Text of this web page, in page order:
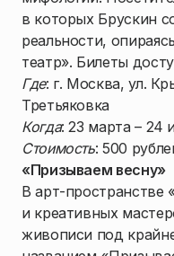
в которых Брускин
реальности,
театр». Билеты
Где: г. Москва, ул.
Третьяковка
Когда: 23 марта – 24
Стоимость: 500
«Призываем весну»
В арт-пространстве
и креативных
живописи под